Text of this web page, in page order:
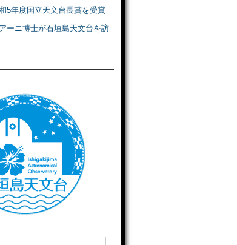
5年度国立天文台長賞を受賞
ーニ博士が石垣島天文台を訪